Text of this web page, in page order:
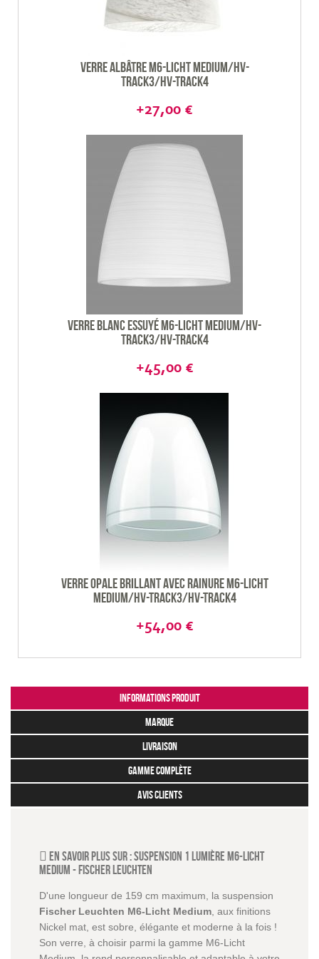
Verre Albâtre M6-Licht Medium/HV-
Track3/HV-track4
+27,00 €
Verre blanc essuyé M6-Licht Medium/HV-
Track3/HV-track4
+45,00 €
Verre opale brillant avec rainure M6-Licht
Medium/HV-Track3/HV-track4
+54,00 €
Informations produit
marque
livraison
gamme complète
avis clients
En savoir plus sur :Suspension 1 lumière M6-Licht
Medium -Fischer Leuchten
D'une longueur de 159 cm maximum, la suspension
Fischer Leuchten M6-Licht Medium , aux finitions
Nickel mat, est sobre, élégante et moderne à la fois !
Son verre, à choisir parmi la gamme M6-Licht